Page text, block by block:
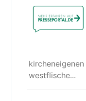
westflische...